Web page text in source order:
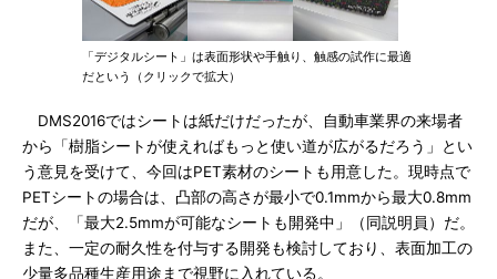
「デジタルシート」は表面形状や手触り、触感の試作に最適
だという（クリックで拡大）
DMS2016ではシートは紙だけだったが、自動車業界の来場者
から「樹脂シートが使えればもっと使い道が広がるだろう」とい
う意見を受けて、今回はPET素材のシートも用意した。現時点で
PETシートの場合は、凸部の高さが最小で0.1mmから最大0.8mm
だが、「最大2.5mmが可能なシートも開発中」（同説明員）だ。
また、一定の耐久性を付与する開発も検討しており、表面加工の
少量多品種生産用途まで視野に入れている。